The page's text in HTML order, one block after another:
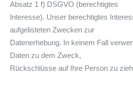
Absatz 1 f) DSGVO (berechtigtes
Interesse). Unser berechtigtes
aufgelisteten Zwecken zur
Datenerhebung. In keinem Fall
Daten zu dem Zweck,
Rückschlüsse auf Ihre Person zu